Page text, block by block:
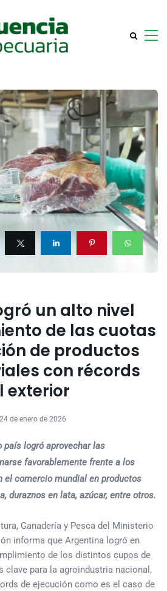
un alto nivel
de las cuotas
de productos
con récords
exterior
24 de enero de 2026
país logró aprovechar las
favorablemente frente a los
el comercio mundial en productos
duraznos en lata, azúcar, entre otros.
Ganadería y Pesca del Ministerio
informa que Argentina logró en
de los distintos cupos de
clave para la agroindustria nacional,
de ejecución como es el caso de